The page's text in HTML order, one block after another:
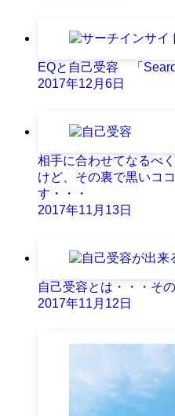
EQと自己受容 「
2017年12月6日
相手に合わせてなるべ
けど、その裏で黒いコ
す・・・
2017年11月13日
自己受容とは・・・そ
2017年11月12日